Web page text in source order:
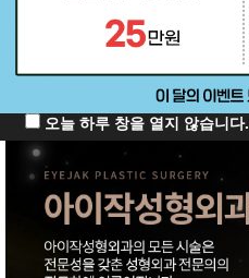
오늘 하루 창을 열지 않습니다.